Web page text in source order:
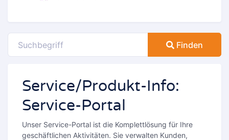
Finden
Service/Produkt-Info:
Service-Portal
Unser Service-Portal ist die Komplettlösung für Ihre
geschäftlichen Aktivitäten. Sie verwalten Kunden,